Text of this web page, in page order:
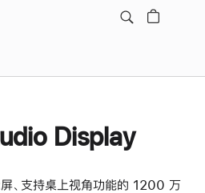
Display
、支持桌上视角功能的 1200 万